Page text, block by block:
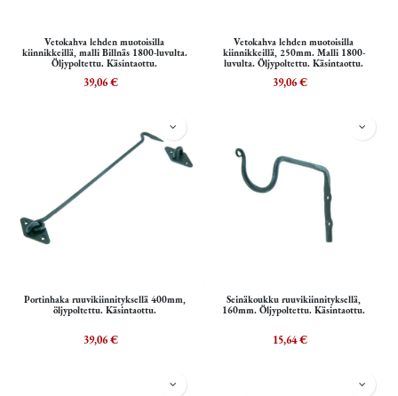
Vetokahva lehden muotoisilla
kiinnikkeillä, malli Billnäs 1800-luvulta.
Öljypoltettu. Käsintaottu.
39,06€
Vetokahva lehden muotoisilla
kiinnikkeillä, 250mm. Malli 1800-
luvulta. Öljypoltettu. Käsintaottu.
39,06€
Portinhaka ruuvikiinnityksellä 400mm,
öljypoltettu. Käsintaottu.
39,06€
Seinäkoukku ruuvikiinnityksellä,
160mm. Öljypoltettu. Käsintaottu.
15,64€